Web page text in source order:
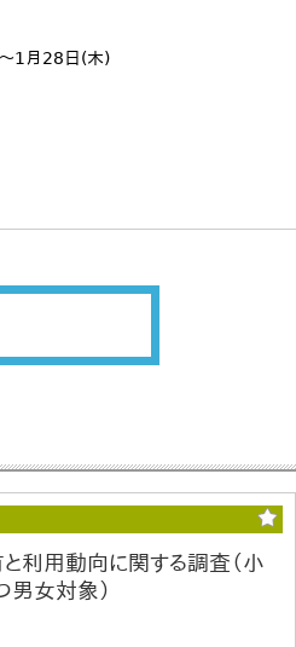
1月28日(木)
利用動向に関する調査（小
男女対象）